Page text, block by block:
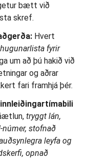
bætt við
skref.
Hvert
fyrir
um að þú hakið við
og aðrar
fari framhjá þér.
innleiðingartímabili
tryggt lán,
stofnað
leyfa og
opnað